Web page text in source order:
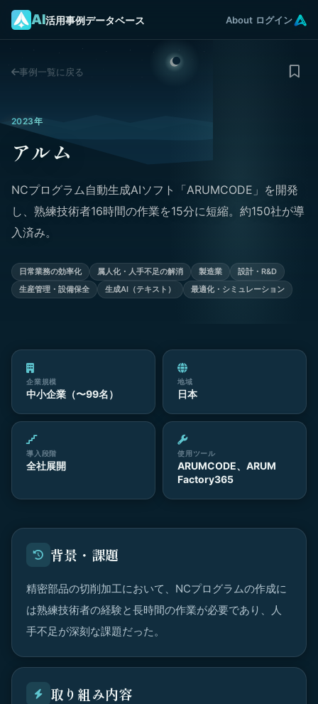
AI活用事例データベース About ログイン
事例一覧に戻る
2023年
アルム
NCプログラム自動生成AIソフト「ARUMCODE」を開発
し、熟練技術者16時間の作業を15分に短縮。約150社が導
入済み。
日常業務の効率化 属人化・人手不足の解消 製造業
設計・R&D
生産管理・設備保全
生成AI（テキスト） 最適化・シミュレーション
企業規模
中小企業（〜99名）
地域
日本
導入段階
全社展開
使用ツール
ARUMCODE、ARUM
Factory365
背景・課題
精密部品の切削加工において、NCプログラムの作成に
は熟練技術者の経験と長時間の作業が必要であり、人
手不足が深刻な課題だった。
取り組み内容